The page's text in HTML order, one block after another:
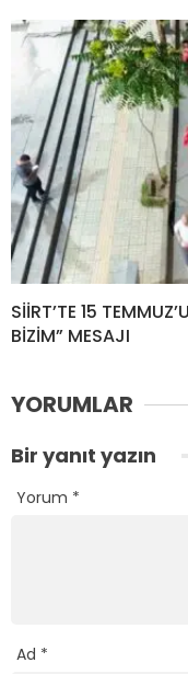
SİİRT’TE 15
BİZİM” MESAJI
YORUMLAR
Bir yanıt yazın
Yorum *
Ad *